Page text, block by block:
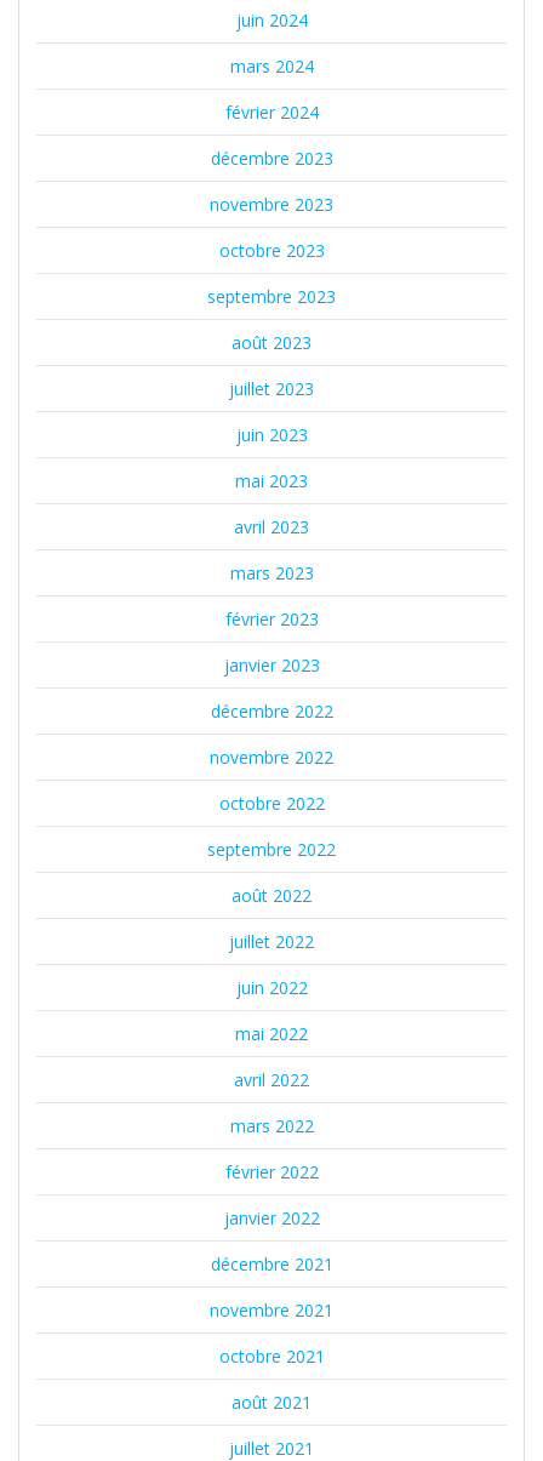
juin 2024
mars 2024
février 2024
décembre 2023
novembre 2023
octobre 2023
septembre 2023
août 2023
juillet 2023
juin 2023
mai 2023
avril 2023
mars 2023
février 2023
janvier 2023
décembre 2022
novembre 2022
octobre 2022
septembre 2022
août 2022
juillet 2022
juin 2022
mai 2022
avril 2022
mars 2022
février 2022
janvier 2022
décembre 2021
novembre 2021
octobre 2021
août 2021
juillet 2021